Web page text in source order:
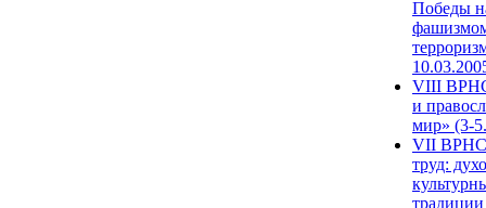
Победы
VIII
и
мир» (3-
VII ВРНС
труд: